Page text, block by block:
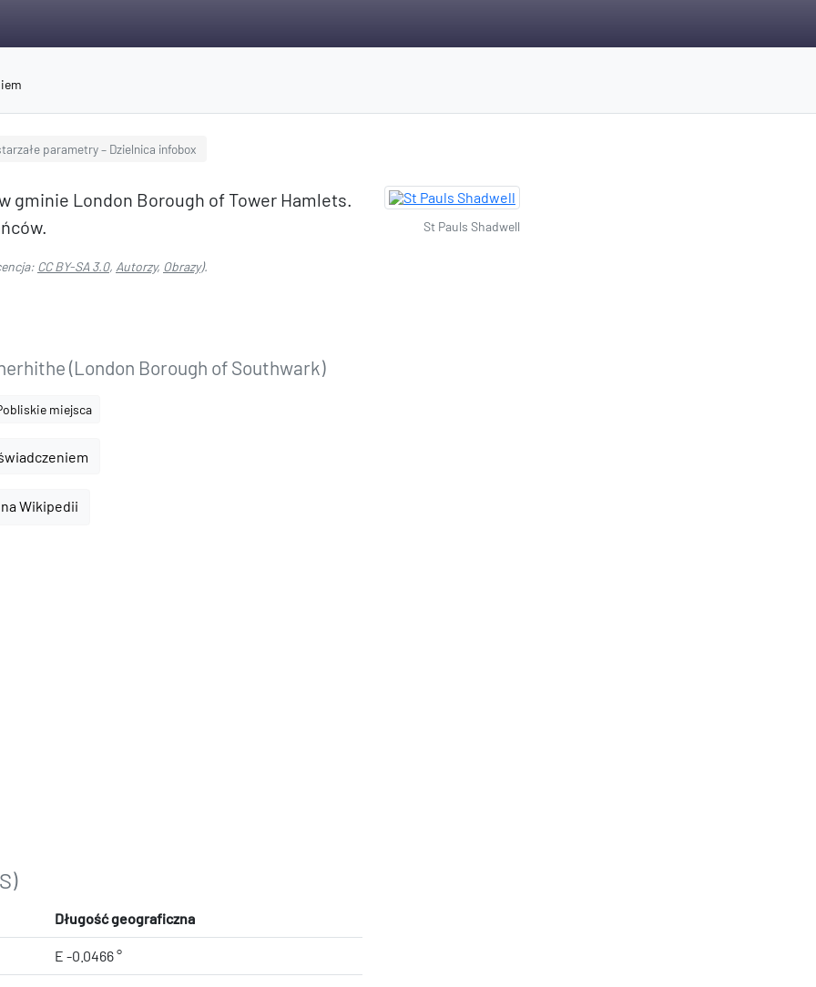
parametry – Dzielnica infobox
gminie London Borough of Tower Hamlets.
CC BY-SA 3.0, Autorzy, Obrazy).
(London Borough of Southwark)
miejsca
Wikipedii
Długość geograficzna
E -0.0466 °
St Pauls Shadwell